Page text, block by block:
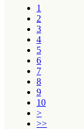
1
2
3
4
5
6
7
8
9
10
>
>>